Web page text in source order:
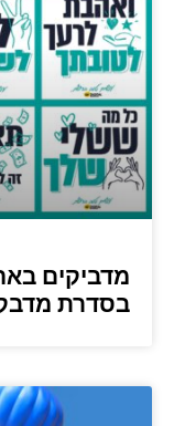
מדביקים
בסדרת